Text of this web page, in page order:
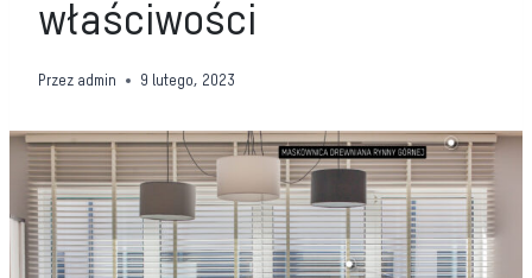
właściwości
Przez admin 9 lutego, 2023